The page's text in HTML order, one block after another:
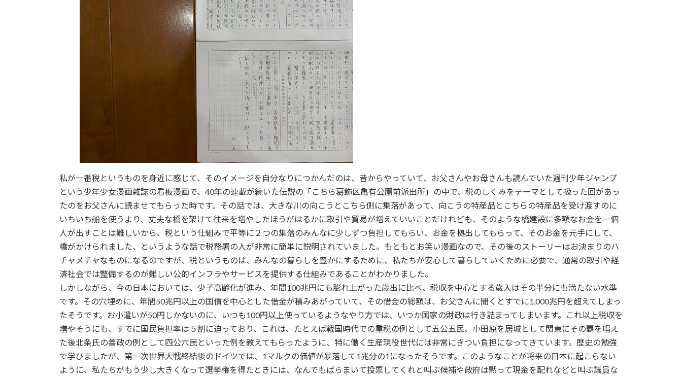
私が一番税というものを身近に感じて、そのイメージを自分なりにつかんだのは、昔からやっていて、お父さんやお母さんも読んでいた週刊少年ジャンプ
という少年少女漫画雑誌の看板漫画で、40年の連載が続いた伝説の「こちら葛飾区亀有公園前派出所」の中で、税のしくみをテーマとして扱った回があっ
たのをお父さんに読ませてもらった時です。その話では、大きな川の向こうとこちら側に集落があって、向こうの特産品とこちらの特産品を受け渡すのに
いちいち船を使うより、丈夫な橋を架けて往来を増やしたほうがはるかに取引や貿易が増えていいことだけれども、そのような橋建設に多額なお金を一個
人が出すことは難しいから、税という仕組みで平等に２つの集落のみんなに少しずつ負担してもらい、お金を拠出してもらって、そのお金を元手にして、
橋がかけられました、というような話で税務署の人が非常に簡単に説明されていました。もともとお笑い漫画なので、その後のストーリーはお決まりのハ
チャメチャなものになるのですが、税というものは、みんなの暮らしを豊かにするために、私たちが安心して暮らしていくために必要で、通常の取引や経
済社会では整備するのが難しい公的インフラやサービスを提供する仕組みであることがわかりました。
しかしながら、今の日本においては、少子高齢化が進み、年間100兆円にも膨れ上がった歳出に比べ、税収を中心とする歳入はその半分にも満たない水準
です。その穴埋めに、年間50兆円以上の国債を中心とした借金が積みあがっていて、その借金の総額は、お父さんに聞くとすでに1,000兆円を超えてしまっ
たそうです。お小遣いが50円しかないのに、いつも100円以上使っているようなやり方では、いつか国家の財政は行き詰まってしまいます。これ以上税収を
増やそうにも、すでに国民負担率は５割に迫っており、これは、たとえば戦国時代での重税の例として五公五民、小田原を居城として関東にその覇を唱え
た後北条氏の善政の例として四公六民といった例を教えてもらったように、特に働く生産現役世代には非常にきつい負担になってきています。歴史の勉強
で学びましたが、第一次世界大戦終結後のドイツでは、1マルクの価値が暴落して1兆分の1になったそうです。このようなことが将来の日本に起こらない
ように、私たちがもう少し大きくなって選挙権を得たときには、なんでもばらまいて投票してくれと叫ぶ候補や政府は黙って現金を配れなどと叫ぶ議員な